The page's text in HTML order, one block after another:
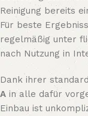
Reinigung bereits
Für beste
regelmäßig unter
nach Nutzung in
Dank ihrer
A in alle dafür
Einbau ist